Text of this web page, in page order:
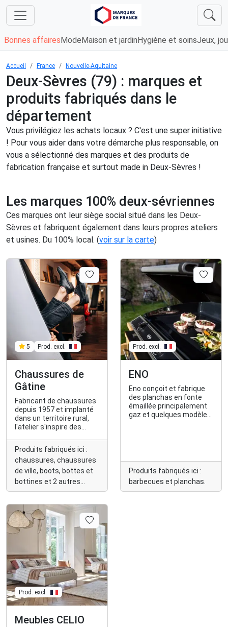
Bonnes affaires Mode Maison et jardin Hygiène et soinsJeux,
Accueil France Nouvelle-Aquitaine
Deux-Sèvres (79) : marques et
produits fabriqués dans le
département
Vous privilégiez les achats locaux ? C'est une super initiative
! Pour vous aider dans votre démarche plus responsable, on
vous a sélectionné des marques et des produits de
fabrication française et surtout made in Deux-Sèvres !
Les marques 100% deux-sévriennes
Ces marques ont leur siège social situé dans les Deux-
Sèvres et fabriquent également dans leurs propres ateliers
et usines. Du 100% local. (voir sur la carte)
5 Prod. excl.
Chaussures de
Gâtine
Fabricant de chaussures
depuis 1957 et implanté
dans un territoire rural,
l'atelier s'inspire des
d'authenticité et de
durabilité. L'ensemble des
produits est certifié
Origine France Garantie.
Produits fabriqués ici :
chaussures, chaussures
de ville, boots, bottes et
bottines et 2 autres
encore...
Prod. excl.
ENO
Eno conçoit et fabrique
des planchas en fonte
émaillée principalement
gaz et quelques modèles
Produits fabriqués ici :
barbecues et planchas.
Prod. excl.
Meubles CELIO